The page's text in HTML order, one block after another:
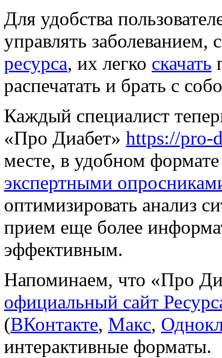
Для удобства
управлять заболеванием,
ресурса, их легко скачать
распечатать и брать с
Каждый специалист
«Про Диабет» https://pro-
месте, в удобном формате
экспертными
оптимизировать анализ
прием еще более
эффективным.
Напоминаем, что «Про
официальный сайт
(ВКонтакте, Макс,
интерактивные форматы.